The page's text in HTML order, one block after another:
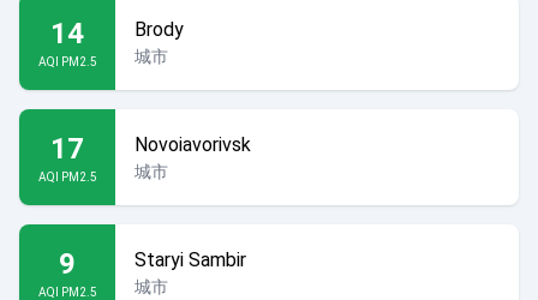
14
AQI PM2.5
Brody
城市
17
AQI PM2.5
Novoiavorivsk
城市
9
AQI PM2.5
Staryi Sambir
城市